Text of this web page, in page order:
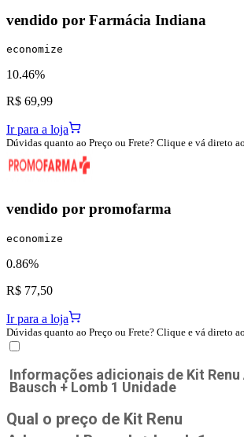
vendido por Farmácia Indiana
economize
10.46%
R$ 69,99
Ir para a loja
Dúvidas quanto ao Preço ou Frete? Clique e vá direto
vendido por promofarma
economize
0.86%
R$ 77,50
Ir para a loja
Dúvidas quanto ao Preço ou Frete? Clique e vá direto
Informações adicionais de Kit
Bausch + Lomb 1 Unidade
Qual o preço de Kit Renu